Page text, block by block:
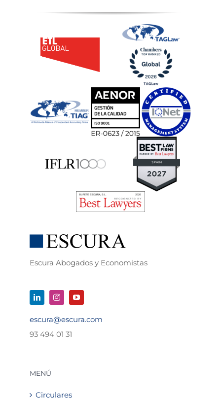
Escura Abogados y Economistas
escura@escura.com
93 494 01 31
MENÚ
Circulares